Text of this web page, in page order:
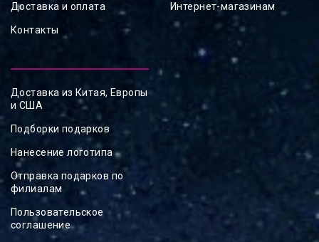
Доставка и оплата
Контакты
Интернет-магазинам
Доставка из Китая, Европы
и США
Подборки подарков
Нанесение логотипа
Отправка подарков по
филиалам
Пользовательское
соглашение